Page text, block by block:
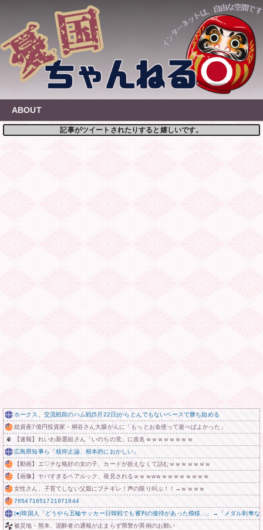
content
ABOUT
記事がツイートされたりすると嬉しいです。
ホークス、交流戦前のハム戦(5月22日)からとんでもないペースで勝ち始める
総資産7億円投資家・桐谷さん大腸がんに「もっとお金使って遊べばよかった」
【速報】れいわ新選組さん「いのちの党」に改名ｗｗｗｗｗｗｗｗ
広島県知事ら「核抑止論、根本的におかしい」
【動画】エ♡チな格好の女の子、カードが拾えなくて詰むｗｗｗｗｗｗｗ
【画像】ヤバすぎるペアルック、発見されるｗｗｗwｗｗｗｗｗｗｗｗｗ
女性さん、子育てしない父親にブチギレ！声の限り叫ぶ！！→ｗｗｗｗ
765471651721971844
|●|韓国人「どうやら五輪サッカー日韓戦でも審判の接待があった模様…」→「メダル剥奪な
被災地・熊本、泥酔者の通報が止まらず県警が異例のお願い